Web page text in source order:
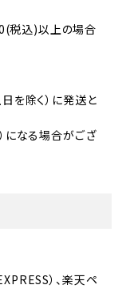
税込)以上の場合
を除く）に発送と
になる場合がござ
）、楽天ペ